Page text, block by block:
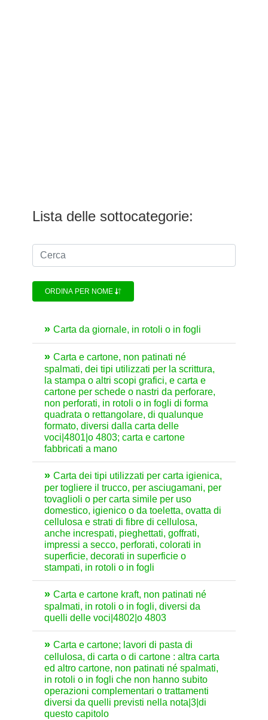
Lista delle sottocategorie:
ORDINA PER NOME
Carta da giornale, in rotoli o in fogli
Carta e cartone, non patinati né
spalmati, dei tipi utilizzati per la scrittura,
la stampa o altri scopi grafici, e carta e
cartone per schede o nastri da perforare,
non perforati, in rotoli o in fogli di forma
quadrata o rettangolare, di qualunque
formato, diversi dalla carta delle
voci|4801|o 4803; carta e cartone
fabbricati a mano
Carta dei tipi utilizzati per carta igienica,
per togliere il trucco, per asciugamani, per
tovaglioli o per carta simile per uso
domestico, igienico o da toeletta, ovatta di
cellulosa e strati di fibre di cellulosa,
anche increspati, pieghettati, goffrati,
impressi a secco, perforati, colorati in
superficie, decorati in superficie o
stampati, in rotoli o in fogli
Carta e cartone kraft, non patinati né
spalmati, in rotoli o in fogli, diversi da
quelli delle voci|4802|o 4803
Carta e cartone; lavori di pasta di
cellulosa, di carta o di cartone : altra carta
ed altro cartone, non patinati né spalmati,
in rotoli o in fogli che non hanno subito
operazioni complementari o trattamenti
diversi da quelli previsti nella nota|3|di
questo capitolo